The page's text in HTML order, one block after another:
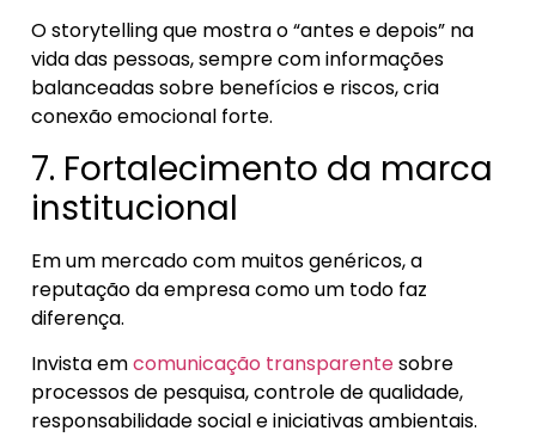
O storytelling que mostra o “antes e depois” na
vida das pessoas, sempre com informações
balanceadas sobre benefícios e riscos, cria
conexão emocional forte.
7. Fortalecimento da marca
institucional
Em um mercado com muitos genéricos, a
reputação da empresa como um todo faz
diferença.
Invista emcomunicação transparentesobre
processos de pesquisa, controle de qualidade,
responsabilidade social e iniciativas ambientais.